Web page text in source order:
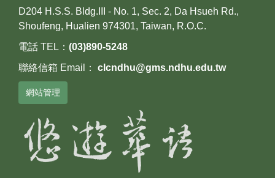
D204 H.S.S. Bldg.III - No. 1, Sec. 2, Da Hsueh Rd.,
Shoufeng, Hualien 974301, Taiwan, R.O.C.
電話 TEL： (03)890-5248
聯絡信箱 Email： clcndhu@gms.ndhu.edu.tw
網站管理